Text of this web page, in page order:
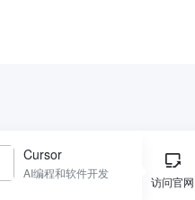
Cursor
AI编程和软件开发
访问官网